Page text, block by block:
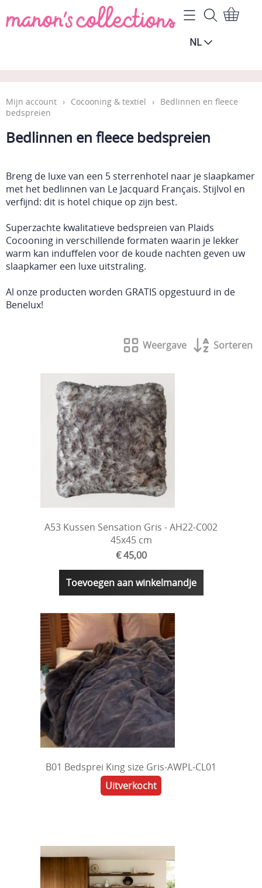
Home
Contact
Gastenboek
Blog
Onderhoud & tips
NL
Mijn account › Cocooning & textiel › Bedlinnen en fleece
bedspreien
Bedlinnen en fleece bedspreien
Breng de luxe van een 5 sterrenhotel naar je slaapkamer
met het bedlinnen van Le Jacquard Français. Stijlvol en
verfijnd: dit is hotel chique op zijn best.
Superzachte kwalitatieve bedspreien van Plaids
Cocooning in verschillende formaten waarin je lekker
warm kan induffelen voor de koude nachten geven uw
slaapkamer een luxe uitstraling.
Al onze producten worden GRATIS opgestuurd in de
Benelux!
Weergave Sorteren
A53 Kussen Sensation Gris - AH22-C002
45x45 cm
€ 45,00
Toevoegen aan winkelmandje
B01 Bedsprei King size Gris-AWPL-CL01
Uitverkocht